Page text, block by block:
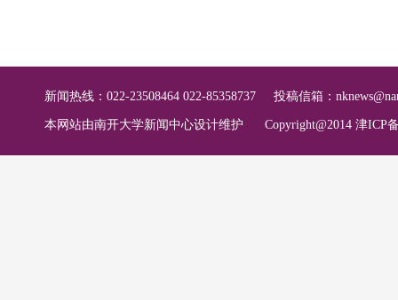
新闻热线：022-23508464 022-85358737 投稿信箱：
本网站由南开大学新闻中心设计维护 Copyright@2014 津ICP